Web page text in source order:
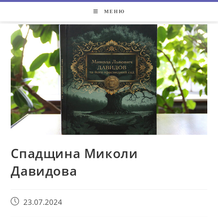
МЕНЮ
Спадщина Миколи
Давидова
23.07.2024